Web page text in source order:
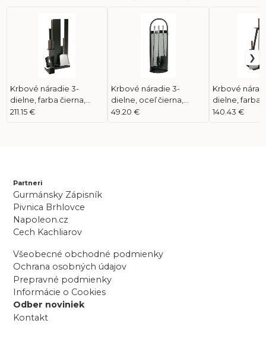
Krbové náradie 3-
dielne, farba čierna,
náradie farba nerezová,
211.15 €
Krbové náradie 3-
dielne, oceľ čierna,
rukoväť nerezová, sieťka
49.20 €
Krbové
dielne, farba
náradie farba
140.43 €
Partneri
Gurmánsky Zápisník
Pivnica Brhlovce
Napoleon.cz
Cech Kachliarov
Všeobecné obchodné podmienky
Ochrana osobných údajov
Prepravné podmienky
Informácie o Cookies
Odber noviniek
Kontakt